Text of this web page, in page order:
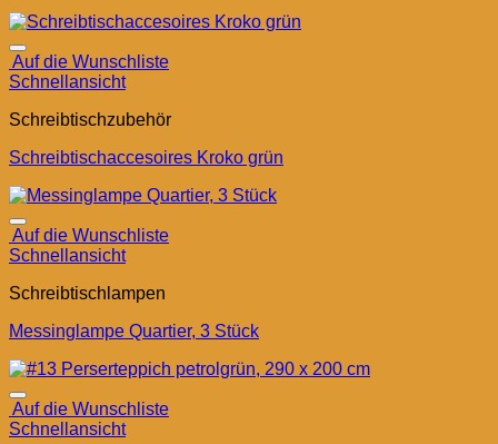
Auf die Wunschliste
Schnellansicht
Schreibtischzubehör
Schreibtischaccesoires Kroko grün
Auf die Wunschliste
Schnellansicht
Schreibtischlampen
Messinglampe Quartier, 3 Stück
Auf die Wunschliste
Schnellansicht